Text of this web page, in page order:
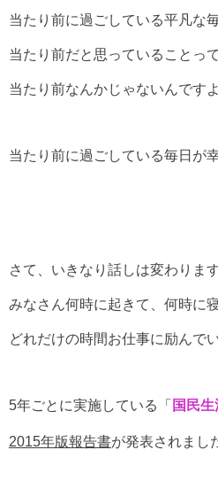
当たり前に過ごしている平凡な毎
当たり前だと思っていることって
当たり前なんかじゃないんですよ
当たり前に過ごしている毎日が
さて、いきなり話しは変わりま
みなさん何時に起きて、何時に寝
どれだけの時間お仕事に励んで
5年ごとに実施している 「 国民
2015年版報告書が発表されまし